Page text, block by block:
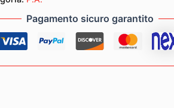
Pagamento sicuro garantito